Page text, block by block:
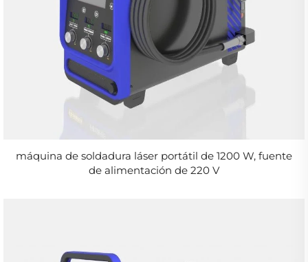
máquina de soldadura láser portátil de 1200 W, fuente
de alimentación de 220 V